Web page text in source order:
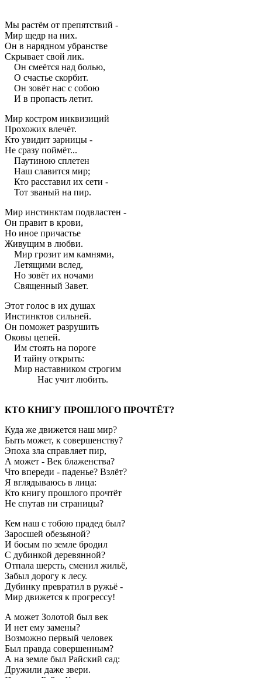
Мы растём от препятствий -
Мир щедр на них.
Он в нарядном убранстве
Скрывает свой лик.
Он смеётся над болью,
О счастье скорбит.
Он зовёт нас с собою
И в пропасть летит.
Мир костром инквизиций
Прохожих влечёт.
Кто увидит зарницы -
Не сразу поймёт...
Паутиною сплетен
Наш славится мир;
Кто расставил их сети -
Тот званый на пир.
Мир инстинктам подвластен -
Он правит в крови,
Но иное причастье
Живущим в любви.
Мир грозит им камнями,
Летящими вслед,
Но зовёт их ночами
Священный Завет.
Этот голос в их душах
Инстинктов сильней.
Он поможет разрушить
Оковы цепей.
Им стоять на пороге
И тайну открыть:
Мир наставником строгим
Нас учит любить.
КТО КНИГУ ПРОШЛОГО ПРОЧТЁТ?
Куда же движется наш мир?
Быть может, к совершенству?
Эпоха зла справляет пир,
А может - Век блаженства?
Что впереди - паденье? Взлёт?
Я вглядываюсь в лица:
Кто книгу прошлого прочтёт
Не спутав ни страницы?
Кем наш с тобою прадед был?
Заросшей обезьяной?
И босым по земле бродил
С дубинкой деревянной?
Отпала шерсть, сменил жильё,
Забыл дорогу к лесу.
Дубинку превратил в ружьё -
Мир движется к прогрессу!
А может Золотой был век
И нет ему замены?
Возможно первый человек
Был правда совершенным?
А на земле был Райский сад:
Дружили даже звери.